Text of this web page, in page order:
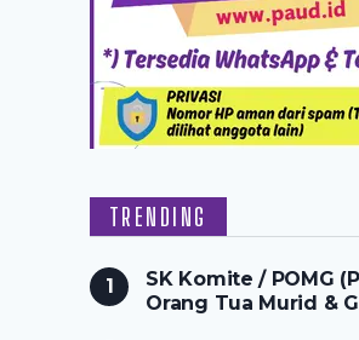
TRENDING
SK Komite / POMG
Orang Tua Murid &